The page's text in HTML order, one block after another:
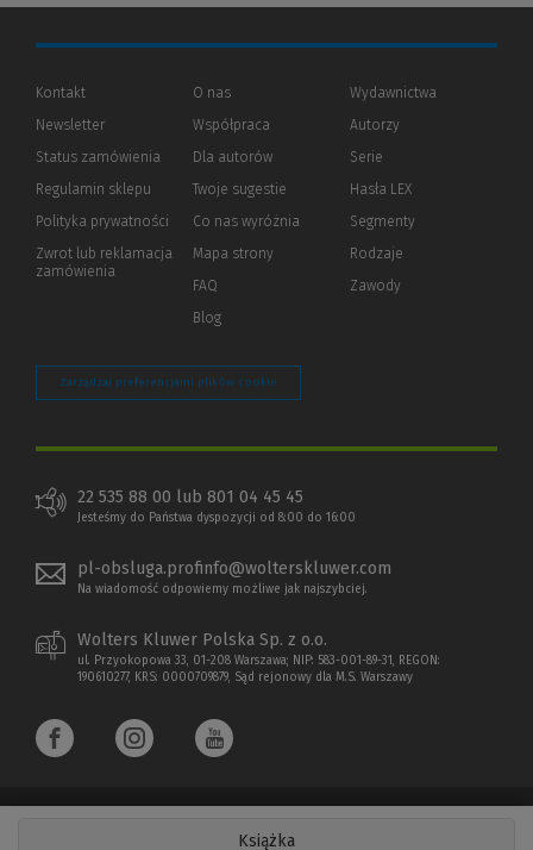
Książka
Kontakt
Newsletter
Status zamówienia
Regulamin sklepu
Polityka prywatności (Nowe
(Link
innej
Zwrot lub reklamacja
zamówienia
O nas
Współpraca
Dla autorów(Nowe
(Link
innej
strony)
Twoje sugestie
Co nas wyróżnia
Mapa strony
FAQ
Blog
Wydawnictwa
Autorzy
Serie
Hasła LEX
Segmenty
Rodzaje
Zawody
Zarządzaj preferencjami plików cookie
22 535 88 00 lub 801 04 45 45
Jesteśmy do Państwa dyspozycji od 8:00 do 16:00
pl-obsluga.profinfo@wolterskluwer.com
Na wiadomość odpowiemy możliwe jak najszybciej.
Wolters Kluwer Polska Sp. z o.o.
ul. Przyokopowa 33, 01-208 Warszawa; NIP: 583-001-89-31, REGON:
190610277, KRS: 0000709879, Sąd rejonowy dla M.S. Warszawy